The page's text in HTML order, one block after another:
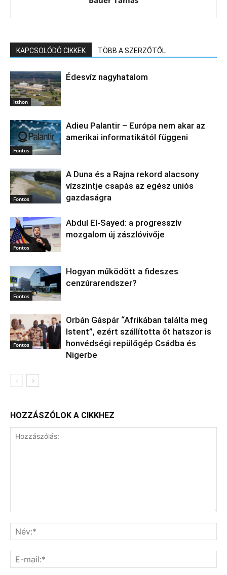
KAPCSOLÓDÓ CIKKEK TÖBB A SZERZŐTŐL
Itthon
Édesvíz nagyhatalom
Fontos
Adieu Palantir – Európa nem akar az
amerikai informatikától függeni
Fontos
A Duna és a Rajna rekord alacsony
vízszintje csapás az egész uniós
gazdaságra
Fontos
Abdul El‑Sayed: a progresszív
mozgalom új zászlóvivője
Fontos
Hogyan működött a fideszes
cenzúrarendszer?
Fontos
Orbán Gáspár “Afrikában találta meg
Istent”, ezért szállította őt hatszor is
honvédségi repülőgép Csádba és
Nigerbe
HOZZÁSZÓLOK A CIKKHEZ